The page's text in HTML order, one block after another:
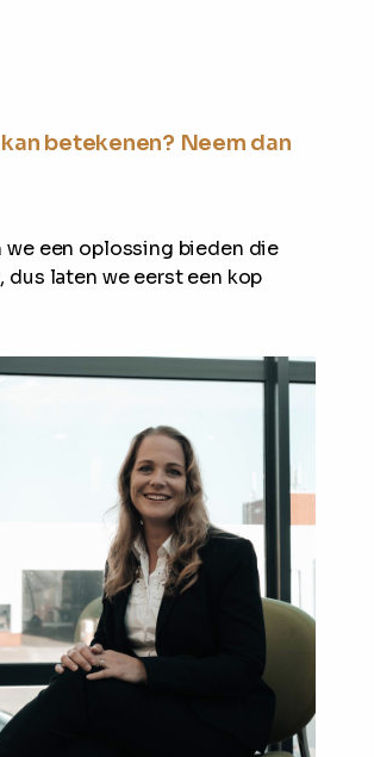
betekenen? Neem dan
we een oplossing bieden die
dus laten we eerst een kop